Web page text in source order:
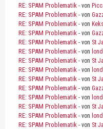
RE: SPAM Problematik - von
RE: SPAM Problematik - von
RE: SPAM Problematik - von
RE: SPAM Problematik - von
RE: SPAM Problematik - von St
RE: SPAM Problematik - von
RE: SPAM Problematik - von St
RE: SPAM Problematik - von
RE: SPAM Problematik - von St
RE: SPAM Problematik - von
RE: SPAM Problematik - von
RE: SPAM Problematik - von St
RE: SPAM Problematik - von
RE: SPAM Problematik - von St